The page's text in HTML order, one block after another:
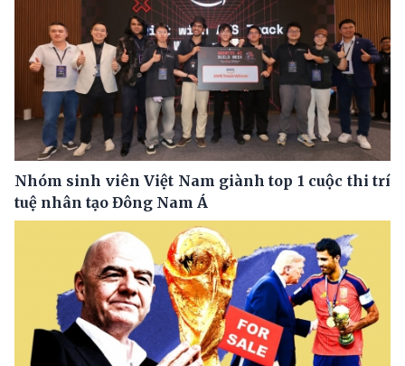
Nhóm sinh viên Việt Nam giành top 1 cuộc thi trí
tuệ nhân tạo Đông Nam Á